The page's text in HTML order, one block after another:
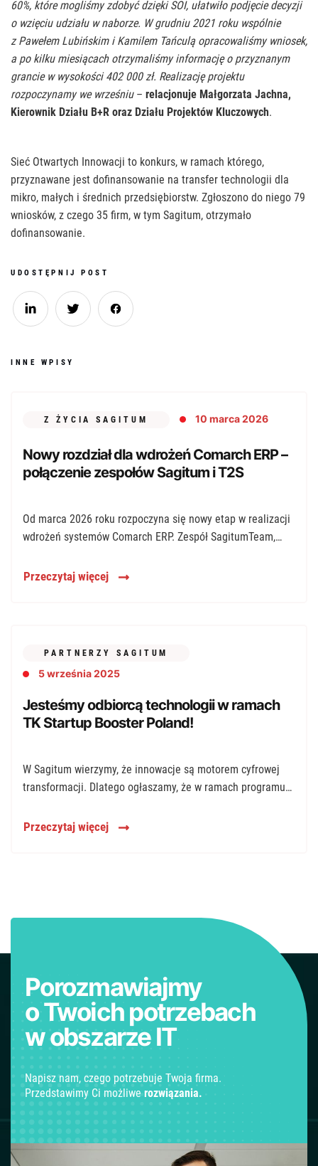
60%, które mogliśmy zdobyć dzięki SOI, ułatwiło podjęcie decyzji
o wzięciu udziału w naborze. W grudniu 2021 roku wspólnie
z Pawełem Lubińskim i Kamilem Tańculą opracowaliśmy wniosek,
a po kilku miesiącach otrzymaliśmy informację o przyznanym
grancie w wysokości 402 000 zł. Realizację projektu
rozpoczynamy we wrześniu– relacjonuje Małgorzata Jachna,
Kierownik Działu B+R oraz Działu Projektów Kluczowych.
Sieć Otwartych Innowacji to konkurs, w ramach którego,
przyznawane jest dofinansowanie na transfer technologii dla
mikro, małych i średnich przedsiębiorstw. Zgłoszono do niego 79
wniosków, z czego 35 firm, w tym Sagitum, otrzymało
dofinansowanie.
UDOSTĘPNIJ POST
INNE WPISY
Z ŻYCIA SAGITUM 10 marca 2026
Nowy rozdział dla wdrożeń Comarch ERP –
połączenie zespołów Sagitum i T2S
Od marca 2026 roku rozpoczyna się nowy etap w realizacji
wdrożeń systemów Comarch ERP. Zespół SagitumTeam,
Przeczytaj więcej
PARTNERZY SAGITUM
5 września 2025
Jesteśmy odbiorcą technologii w ramach
TK Startup Booster Poland!
W Sagitum wierzymy, że innowacje są motorem cyfrowej
transformacji. Dlatego ogłaszamy, że w ramach programu
Przeczytaj więcej
Porozmawiajmy
o Twoich potrzebach
w obszarze IT
Napisz nam, czego potrzebuje Twoja firma.
Przedstawimy Ci możliwerozwiązania.